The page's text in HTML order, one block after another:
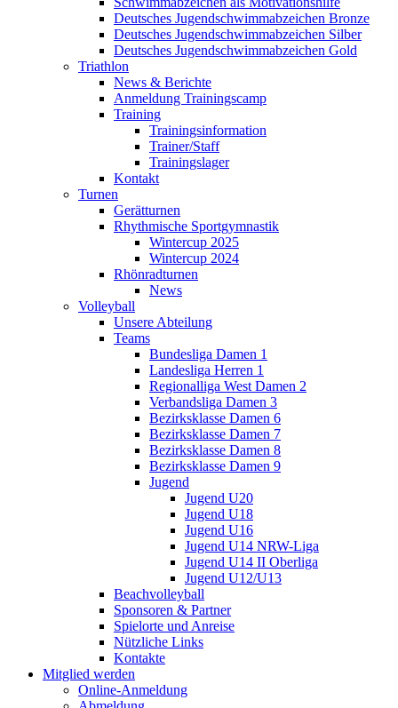
Deutsches Jugendschwimmabzeichen Bronze
Deutsches Jugendschwimmabzeichen Silber
Deutsches Jugendschwimmabzeichen Gold
Triathlon
News & Berichte
Anmeldung Trainingscamp
Training
Trainingsinformation
Trainer/Staff
Trainingslager
Kontakt
Turnen
Gerätturnen
Rhythmische Sportgymnastik
Wintercup 2025
Wintercup 2024
Rhönradturnen
News
Volleyball
Unsere Abteilung
Teams
Bundesliga Damen 1
Landesliga Herren 1
Regionalliga West Damen 2
Verbandsliga Damen 3
Bezirksklasse Damen 6
Bezirksklasse Damen 7
Bezirksklasse Damen 8
Bezirksklasse Damen 9
Jugend
Jugend U20
Jugend U18
Jugend U16
Jugend U14 NRW-Liga
Jugend U14 II Oberliga
Jugend U12/U13
Beachvolleyball
Sponsoren & Partner
Spielorte und Anreise
Nützliche Links
Kontakte
Mitglied werden
Online-Anmeldung